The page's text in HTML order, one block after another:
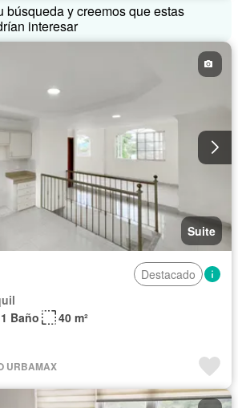
búsqueda y creemos que estas
interesar
Suite
Destacado
1 Baño
40 m²
URBAMAX